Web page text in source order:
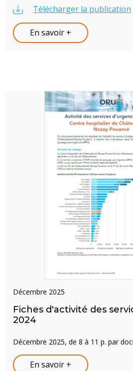
Télécharger la publication
En savoir +
décembre 2025
Fiches d'activité des
2024
Décembre 2025, de 8 à 11 p. par
En savoir +